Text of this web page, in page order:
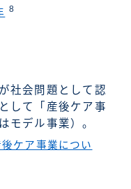
8
社会問題として認
して「産後ケア事
モデル事業）。
ケア事業につい